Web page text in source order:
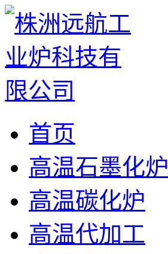
首页
高温石墨化炉
高温碳化炉
高温代加工